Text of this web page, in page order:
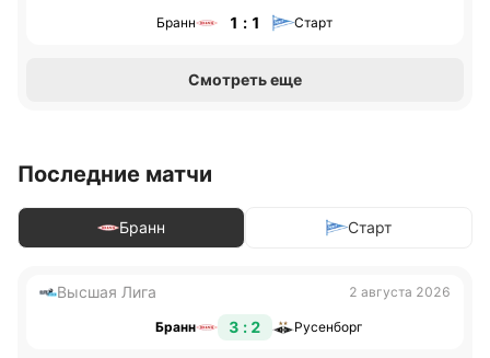
Бранн 1 : 1 Старт
Смотреть еще
Последние матчи
Бранн Старт
Высшая Лига 2 августа 2026
Бранн 3 : 2 Русенборг